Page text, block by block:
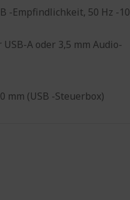
-Empfindlichkeit, 50 Hz -10
A oder 3,5 mm Audio-
mm (USB -Steuerbox)